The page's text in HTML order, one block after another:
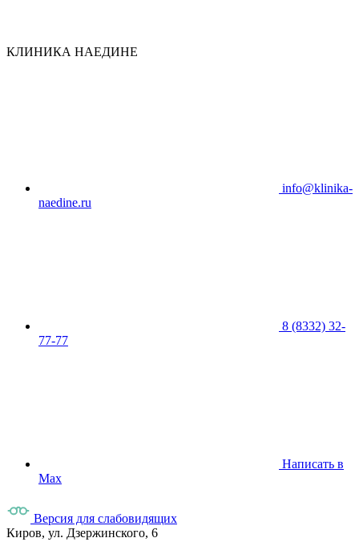
КЛИНИКА НАЕДИНЕ
info@klinika-
naedine.ru
8 (8332) 32-
77-77
Написать в
Max
Версия для слабовидящих
Киров, ул. Дзержинского, 6